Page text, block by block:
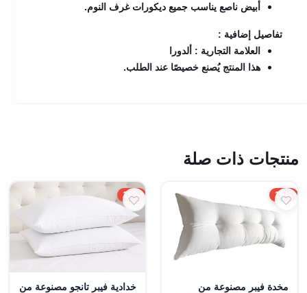
أبيض ناصع يناسب جميع ديكورات غرف النوم.
تفاصيل إضافية :
العلامة التجارية : ألدورا
هذا المنتج يُصنع خصيصًا عند الطلب.
منتجات ذات صلة
15%
مخدة فيبر مصنوعة من
15%
خدادية فيبر تانجو مصنوعة من